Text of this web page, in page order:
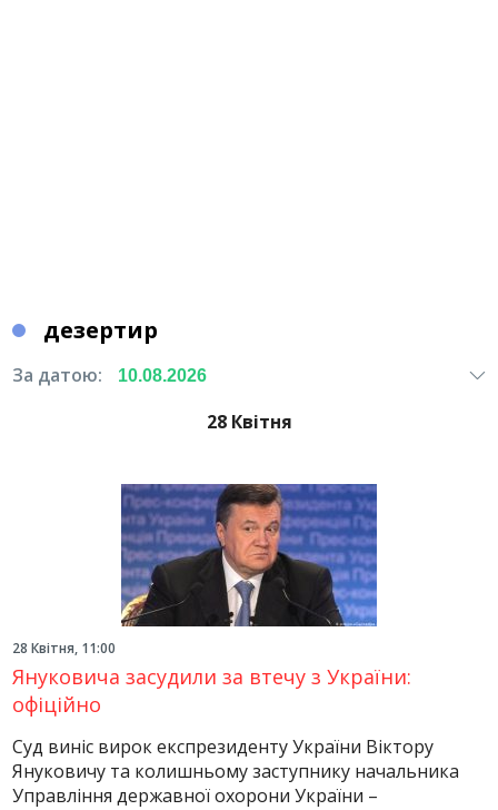
дезертир
За датою:
28 Квітня
28 Квітня, 11:00
Януковича засудили за втечу з України:
офіційно
Суд виніс вирок експрезиденту України Віктору
Януковичу та колишньому заступнику начальника
Управління державної охорони України –